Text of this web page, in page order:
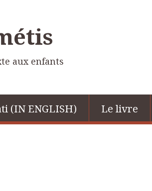
aux enfants
(IN ENGLISH) Le livre